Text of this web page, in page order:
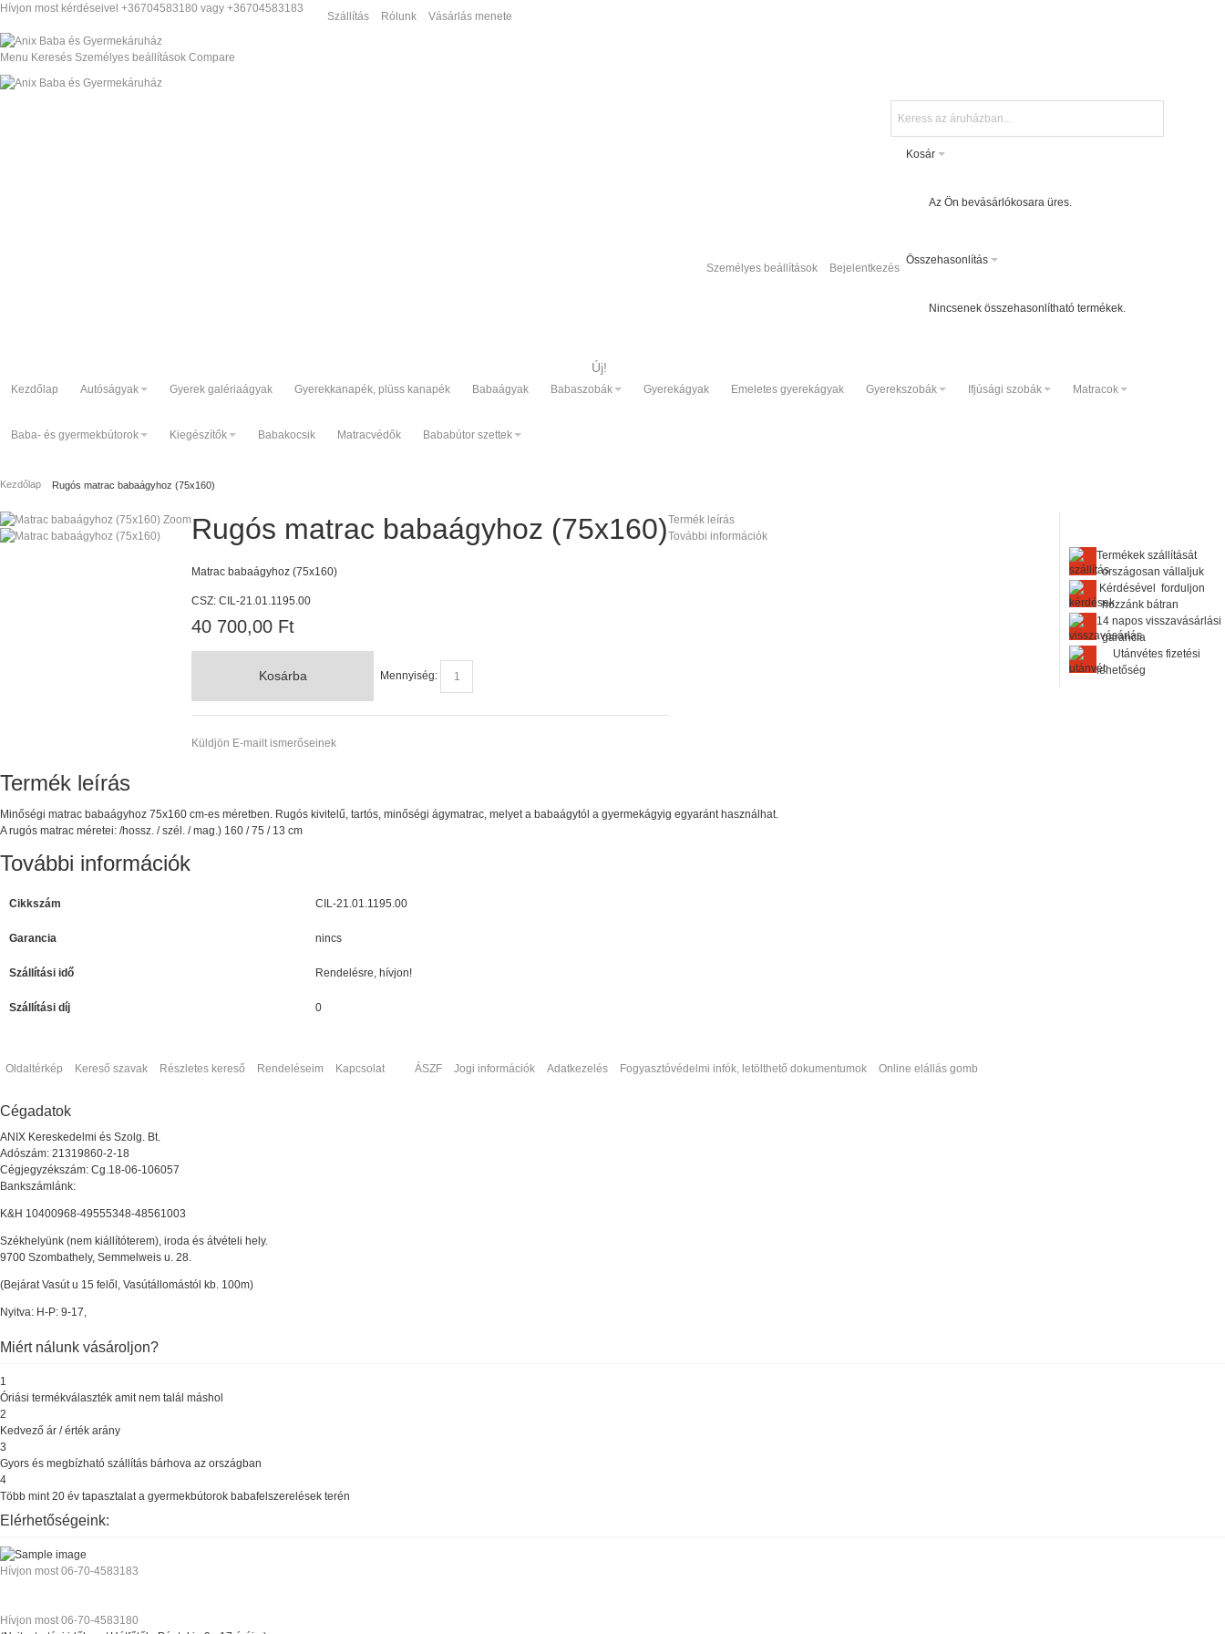
Hívjon most kérdéseivel +36704583180 vagy +36704583183
Szállítás Rólunk Vásárlás menete
Menu Keresés Személyes beállítások Compare
Kosár
Az Ön bevásárlókosara üres.
Összehasonlítás
Nincsenek összehasonlítható termékek.
Személyes beállítások Bejelentkezés
Kezdőlap Autóságyak Gyerek galériaágyak Gyerekkanapék, plüss kanapék Babaágyak Babaszobák
Új!
Gyerekágyak Emeletes gyerekágyak Gyerekszobák Ifjúsági szobák Matracok
Baba- és gyermekbútorok Kiegészítők Babakocsik Matracvédők Bababútor szettek
Kezdőlap Rugós matrac babaágyhoz (75x160)
ZoomRugós matrac babaágyhoz (75x160)
Matrac babaágyhoz (75x160)
CSZ: CIL-21.01.1195.00
40 700,00 Ft
Mennyiség:
Kosárba
Küldjön E-mailt ismerőseinek
Termékek szállítását
országosan vállaljuk
Kérdésével forduljon
hozzánk bátran
14 napos visszavásárlási
garancia
Utánvétes fizetési
lehetőség
Termék leírás
További információk
Termék leírás
Minőségi matrac babaágyhoz 75x160 cm-es méretben. Rugós kivitelű, tartós, minőségi ágymatrac, melyet a babaágytól a gyermekágyig egyaránt használhat.
A rugós matrac méretei: /hossz. / szél. / mag.) 160 / 75 / 13 cm
További információk
Cikkszám CIL-21.01.1195.00
Garancia nincs
Szállítási idő Rendelésre, hívjon!
Szállítási díj 0
Oldaltérkép Kereső szavak Részletes kereső Rendeléseim Kapcsolat ÁSZF Jogi információk Adatkezelés Fogyasztóvédelmi infók, letölthető dokumentumok Online elállás gomb
Cégadatok
ANIX Kereskedelmi és Szolg. Bt.
Adószám: 21319860-2-18
Cégjegyzékszám: Cg.18-06-106057
Bankszámlánk:
K&H 10400968-49555348-48561003
Székhelyünk (nem kiállítóterem), iroda és átvételi hely.
9700 Szombathely, Semmelweis u. 28.
(Bejárat Vasút u 15 felől, Vasútállomástól kb. 100m)
Nyitva: H-P: 9-17,
Miért nálunk vásároljon?
1
Óriási termékválaszték amit nem talál máshol
2
Kedvező ár / érték arány
3
Gyors és megbízható szállítás bárhova az országban
4
Több mint 20 év tapasztalat a gyermekbútorok babafelszerelések terén
Elérhetőségeink:
Hívjon most 06-70-4583183
Hívjon most 06-70-4583180